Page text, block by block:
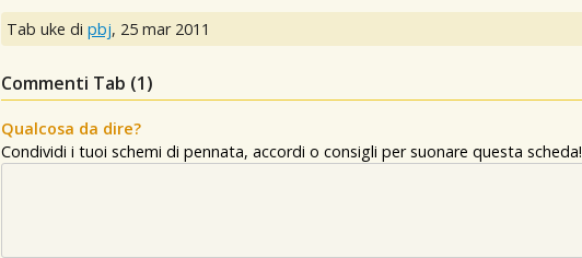
Tab uke di pbj, 25 mar 2011
Commenti Tab (1)
Qualcosa da dire?
Condividi i tuoi schemi di pennata, accordi o consigli per suonare questa scheda!